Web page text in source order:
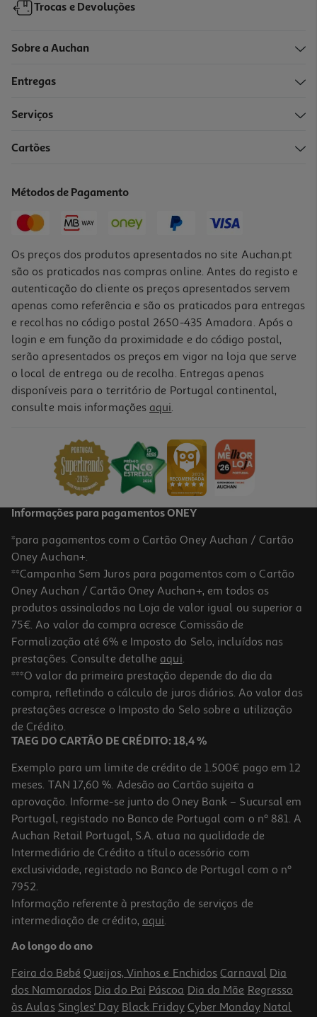
Solução Azevedos Oral Acetilcisteina 40mg/ml 200ml
Solução Oral Tussilene Acetilcisteína 40 Mg/ml 200ml
8.89 €/un
8,89 €
Xarope Mucosolvan 6mg/ml 200ml
65.75 €/Lt
13,15 €
Trocas e Devoluções
Sobre a Auchan
Entregas
Serviços
Cartões
Métodos de Pagamento
Os preços dos produtos apresentados no site Auchan.pt
são os praticados nas compras online. Antes do registo e
autenticação do cliente os preços apresentados servem
apenas como referência e são os praticados para entregas
e recolhas no código postal 2650-435 Amadora. Após o
login e em função da proximidade e do código postal,
serão apresentados os preços em vigor na loja que serve
o local de entrega ou de recolha. Entregas apenas
disponíveis para o território de Portugal continental,
consulte mais informações aqui.
Informações para pagamentos ONEY
*para pagamentos com o Cartão Oney Auchan / Cartão
Oney Auchan+.
**Campanha Sem Juros para pagamentos com o Cartão
Oney Auchan / Cartão Oney Auchan+, em todos os
produtos assinalados na Loja de valor igual ou superior a
75€. Ao valor da compra acresce Comissão de
Formalização até 6% e Imposto do Selo, incluídos nas
prestações. Consulte detalhe aqui.
***O valor da primeira prestação depende do dia da
compra, refletindo o cálculo de juros diários. Ao valor das
prestações acresce o Imposto do Selo sobre a utilização
de Crédito.
TAEG DO CARTÃO DE CRÉDITO: 18,4 %
Exemplo para um limite de crédito de 1.500€ pago em 12
meses. TAN 17,60 %. Adesão ao Cartão sujeita a
aprovação. Informe-se junto do Oney Bank – Sucursal em
Portugal, registado no Banco de Portugal com o nº 881. A
Auchan Retail Portugal, S.A. atua na qualidade de
Intermediário de Crédito a título acessório com
exclusividade, registado no Banco de Portugal com o nº
7952.
Informação referente à prestação de serviços de
intermediação de crédito, aqui.
Ao longo do ano
Feira do Bebé Queijos, Vinhos e Enchidos Carnaval Dia
dos Namorados Dia do Pai Páscoa Dia da Mãe Regresso
às Aulas Singles' Day Black Friday Cyber Monday Natal